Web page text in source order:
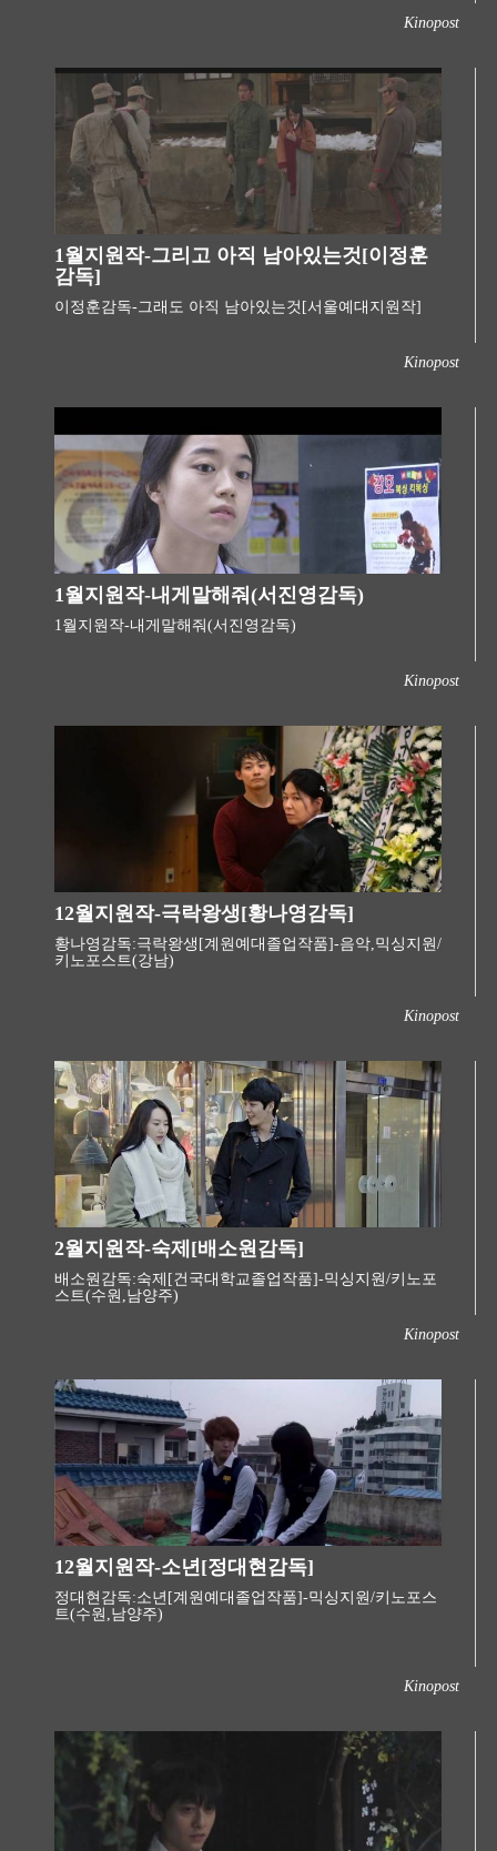
Kinopost
1월지원작-그리고 아직 남아있는것[이정훈
감독]
이정훈감독-그래도 아직 남아있는것[서울예대지원작]
Kinopost
1월지원작-내게말해줘(서진영감독)
​ 1월지원작-내게말해줘(서진영감독)
Kinopost
12월지원작-극락왕생[황나영감독]
황나영감독:극락왕생[계원예대졸업작품]-음악,믹싱지원/
키노포스트(강남)
Kinopost
2월지원작-숙제[배소원감독]
배소원감독:숙제[건국대학교졸업작품]-믹싱지원/키노포
스트(수원,남양주) ​
Kinopost
12월지원작-소년[정대현감독]
정대현감독:소년[계원예대졸업작품]-믹싱지원/키노포스
트(수원,남양주)
Kinopost